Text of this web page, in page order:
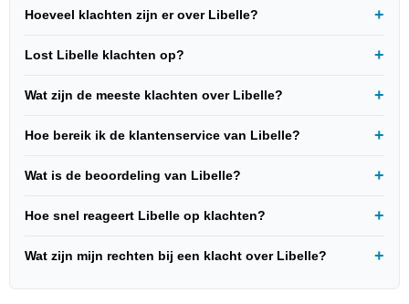
Hoeveel klachten zijn er over Libelle?
Lost Libelle klachten op?
Wat zijn de meeste klachten over Libelle?
Hoe bereik ik de klantenservice van Libelle?
Wat is de beoordeling van Libelle?
Hoe snel reageert Libelle op klachten?
Wat zijn mijn rechten bij een klacht over Libelle?